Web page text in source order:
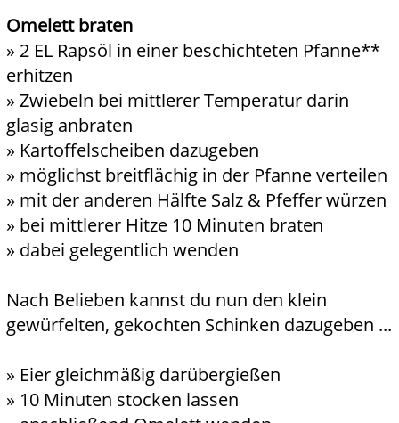
Omelett braten
» 2 EL Rapsöl in einer beschichteten Pfanne**
erhitzen
» Zwiebeln bei mittlerer Temperatur darin
glasig anbraten
» Kartoffelscheiben dazugeben
» möglichst breitflächig in der Pfanne verteilen
» mit der anderen Hälfte Salz & Pfeffer würzen
» bei mittlerer Hitze 10 Minuten braten
» dabei gelegentlich wenden
Nach Belieben kannst du nun den klein
gewürfelten, gekochten Schinken dazugeben ...
» Eier gleichmäßig darübergießen
» 10 Minuten stocken lassen